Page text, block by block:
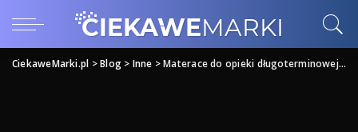
CiekaweMarki.pl >Blog> Inne >Materace do opieki długoterminowej Zachodniopomorskie